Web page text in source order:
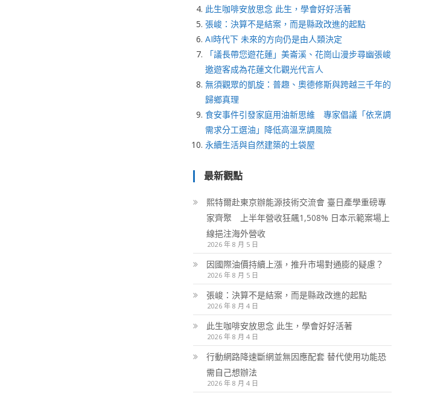
此生咖啡安放思念 此生，學會好好活著
張峻：決算不是結案，而是縣政改進的起點
AI時代下 未來的方向仍是由人類決定
「議長帶您遊花蓮」美崙溪、花崗山漫步尋幽張峻
邀遊客成為花蓮文化觀光代言人
無須觀眾的凱旋：普趣、奧德修斯與跨越三千年的
歸鄉真理
食安事件引發家庭用油新思維 專家倡議「依烹調
需求分工選油」降低高溫烹調風險
永續生活與自然建築的土袋屋
最新觀點
熙特爾赴東京辦能源技術交流會 臺日產學重磅專
家齊聚 上半年營收狂飆1,508% 日本示範案場上
線挹注海外營收
2026 年 8 月 5 日
因國際油價持續上漲，推升市場對通膨的疑慮？
2026 年 8 月 5 日
張峻：決算不是結案，而是縣政改進的起點
2026 年 8 月 4 日
此生咖啡安放思念 此生，學會好好活著
2026 年 8 月 4 日
行動網路降速斷網並無因應配套 替代使用功能恐
需自己想辦法
2026 年 8 月 4 日